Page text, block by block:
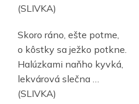
(SLIVKA)
Skoro ráno, ešte potme,
o kôstky sa ježko potkne.
Halúzkami naňho kyvká,
lekvárová slečna …
(SLIVKA)